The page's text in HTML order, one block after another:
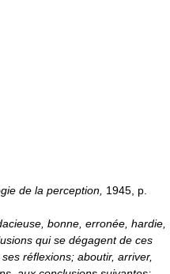
de la perception, 1945, p.
bonne, erronée, hardie,
qui se dégagent de ces
réflexions; aboutir, arriver,